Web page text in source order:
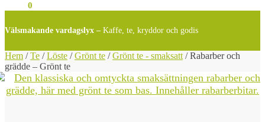
0
Välsmakande vardagslyx – Kaffe, te, kryddor och godis
Hem /Te /Löste /Grönt te /Grönt te - smaksatt /Rabarber och
grädde – Grönt te